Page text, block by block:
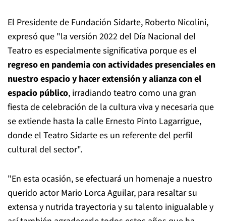
El Presidente de Fundación Sidarte, Roberto Nicolini,
expresó que "la versión 2022 del Día Nacional del
Teatro es especialmente significativa porque es el
regreso en pandemia con actividades presenciales en
nuestro espacio y hacer extensión y alianza con el
espacio público, irradiando teatro como una gran
fiesta de celebración de la cultura viva y necesaria que
se extiende hasta la calle Ernesto Pinto Lagarrigue,
donde el Teatro Sidarte es un referente del perfil
cultural del sector".
"En esta ocasión, se efectuará un homenaje a nuestro
querido actor Mario Lorca Aguilar, para resaltar su
extensa y nutrida trayectoria y su talento inigualable y